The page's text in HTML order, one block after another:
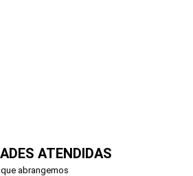
ATENDIDAS
abrangemos